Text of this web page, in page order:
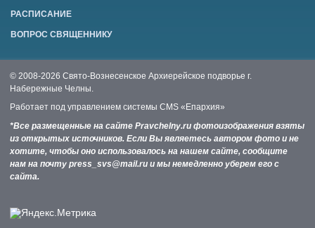
РАСПИСАНИЕ
ВОПРОС СВЯЩЕННИКУ
© 2008-2026 Свято-Вознесенское Архиерейское подворье г.
Набережные Челны.
Работает под управлением системы CMS «Епархия»
*Все размещенные на сайте Pravchelny.ru фотоизображения взяты
из открытых источников. Если Вы являетесь автором фото и не
хотите, чтобы оно использовалось на нашем сайте, сообщите
нам на почту press_svs@mail.ru и мы немедленно уберем его с
сайта.